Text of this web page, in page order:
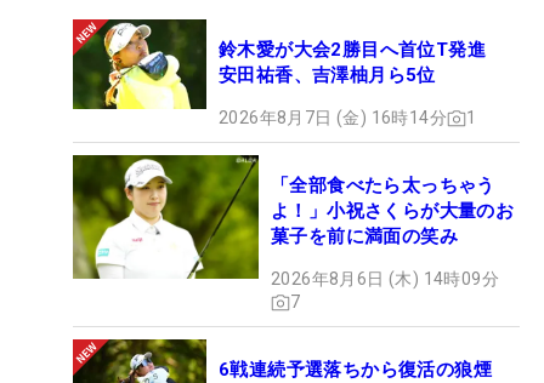
鈴木愛が大会2勝目へ首位T発進
安田祐香、吉澤柚月ら5位
2026年8月7日 (金) 16時14分 1
「全部食べたら太っちゃう
よ！」小祝さくらが大量のお
菓子を前に満面の笑み
2026年8月6日 (木) 14時09分
7
6戦連続予選落ちから復活の狼煙